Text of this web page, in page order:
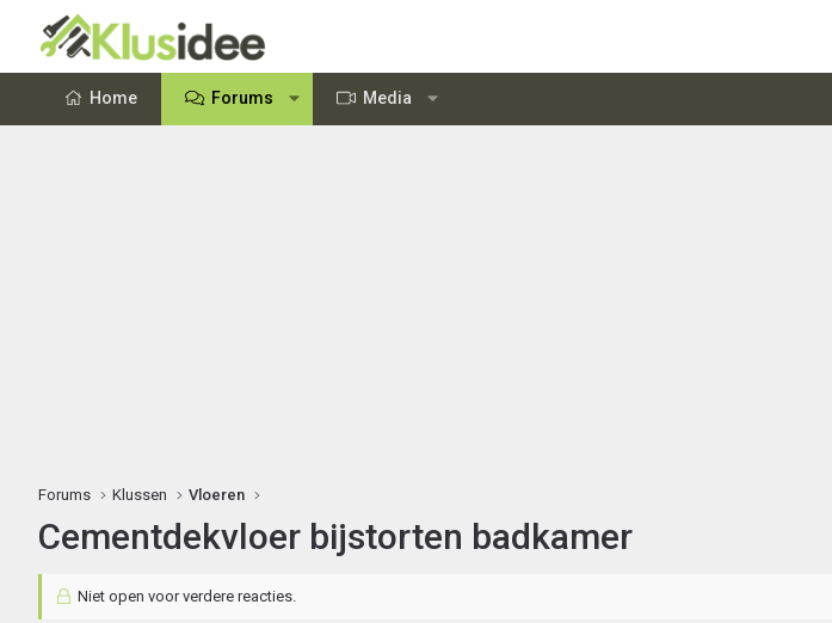
Home Forums Media
Forums Klussen Vloeren
Cementdekvloer bijstorten badkamer
Niet open voor verdere reacties.